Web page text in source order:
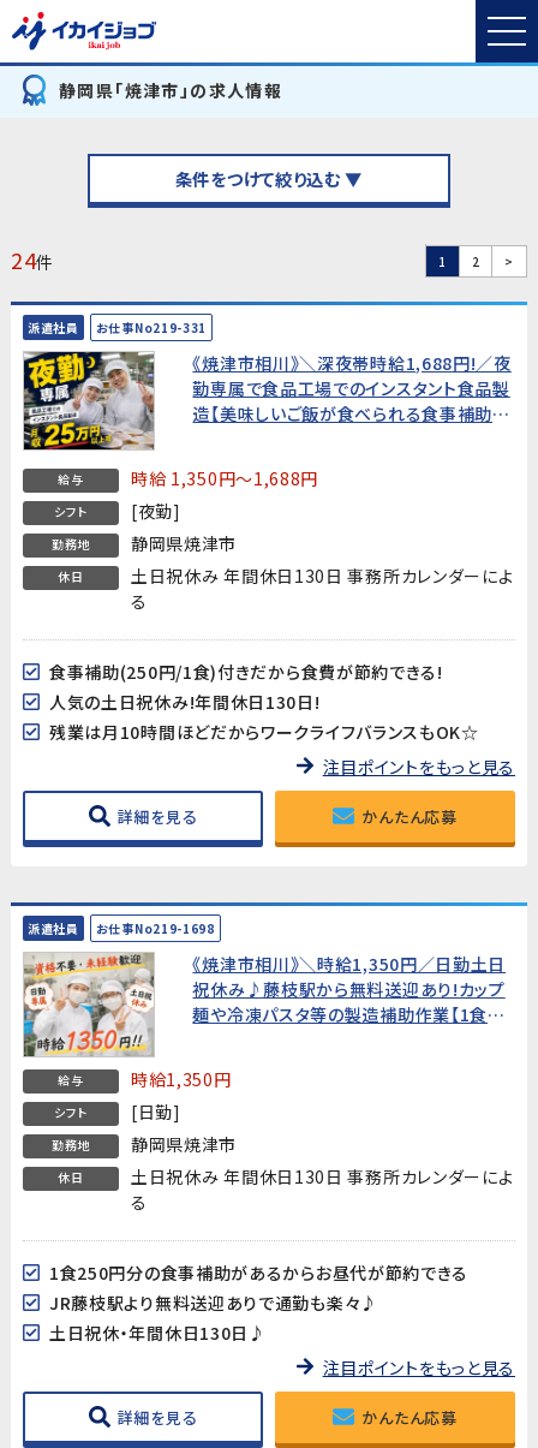
静岡県「焼津市」の求人情報
条件をつけて絞り込む ▼
24件 1 2 >
派遣社員 お仕事No219-331
《焼津市相川》＼深夜帯時給1,688円!／夜
勤専属で食品工場でのインスタント食品製
造【美味しいご飯が食べられる食事補助
給与 時給 1,350円～1,688円
シフト [夜勤]
勤務地 静岡県焼津市
休日
土日祝休み 年間休日130日 事務所カレンダーによ
る
食事補助(250円/1食)付きだから食費が節約できる!
人気の土日祝休み!年間休日130日!
残業は月10時間ほどだからワークライフバランスもOK☆
注目ポイントをもっと見る
詳細を見る かんたん応募
派遣社員 お仕事No219-1698
《焼津市相川》＼時給1,350円／日勤土日
祝休み♪藤枝駅から無料送迎あり!カップ
麺や冷凍パスタ等の製造補助作業【1食
給与 時給1,350円
シフト [日勤]
勤務地 静岡県焼津市
休日
土日祝休み 年間休日130日 事務所カレンダーによ
る
1食250円分の食事補助があるからお昼代が節約できる
JR藤枝駅より無料送迎ありで通勤も楽々♪
土日祝休・年間休日130日♪
注目ポイントをもっと見る
詳細を見る かんたん応募